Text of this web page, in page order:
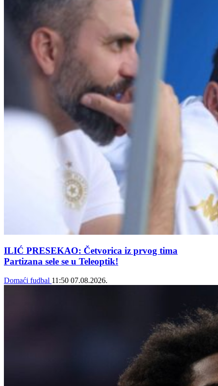
ILIĆ PRESEKAO: Četvorica iz prvog tima
Partizana sele se u Teleoptik!
Domaći fudbal 11:50 07.08.2026.